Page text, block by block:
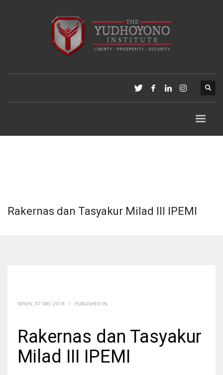
Rakernas dan Tasyakur Milad III IPEMI
SENIN, 07 MEI 2018 / PUBLISHED IN
Rakernas dan Tasyakur
Milad III IPEMI